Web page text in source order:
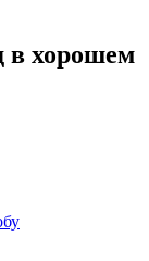
в хорошем